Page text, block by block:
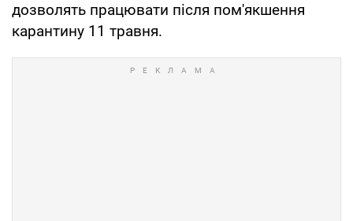
дозволять працювати після пом'якшення
карантину 11 травня.